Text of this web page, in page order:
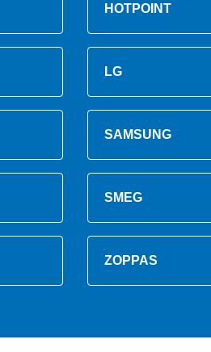
HOTPOINT
LG
SAMSUNG
SMEG
ZOPPAS